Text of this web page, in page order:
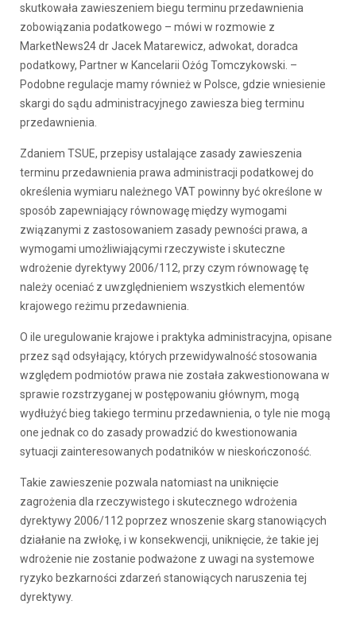
skutkowała zawieszeniem biegu terminu przedawnienia
zobowiązania podatkowego – mówi w rozmowie z
MarketNews24 dr Jacek Matarewicz, adwokat, doradca
podatkowy, Partner w Kancelarii Ożóg Tomczykowski. –
Podobne regulacje mamy również w Polsce, gdzie wniesienie
skargi do sądu administracyjnego zawiesza bieg terminu
przedawnienia.
Zdaniem TSUE, przepisy ustalające zasady zawieszenia
terminu przedawnienia prawa administracji podatkowej do
określenia wymiaru należnego VAT powinny być określone w
sposób zapewniający równowagę między wymogami
związanymi z zastosowaniem zasady pewności prawa, a
wymogami umożliwiającymi rzeczywiste i skuteczne
wdrożenie dyrektywy 2006/112, przy czym równowagę tę
należy oceniać z uwzględnieniem wszystkich elementów
krajowego reżimu przedawnienia.
O ile uregulowanie krajowe i praktyka administracyjna, opisane
przez sąd odsyłający, których przewidywalność stosowania
względem podmiotów prawa nie została zakwestionowana w
sprawie rozstrzyganej w postępowaniu głównym, mogą
wydłużyć bieg takiego terminu przedawnienia, o tyle nie mogą
one jednak co do zasady prowadzić do kwestionowania
sytuacji zainteresowanych podatników w nieskończoność.
Takie zawieszenie pozwala natomiast na uniknięcie
zagrożenia dla rzeczywistego i skutecznego wdrożenia
dyrektywy 2006/112 poprzez wnoszenie skarg stanowiących
działanie na zwłokę, i w konsekwencji, uniknięcie, że takie jej
wdrożenie nie zostanie podważone z uwagi na systemowe
ryzyko bezkarności zdarzeń stanowiących naruszenia tej
dyrektywy.